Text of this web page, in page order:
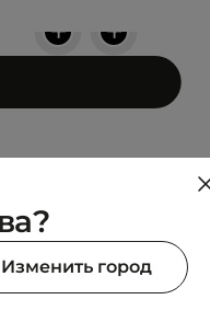
+ +
SHADOW RGS
Изменить город